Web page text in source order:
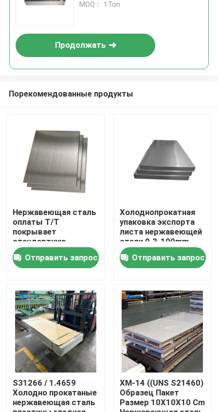
Главная страница
Продукция
Ролики
О Компании
Наша фабрика
контактные данные
Новости
Все случаи
Отправить запрос
MOQ： 1Ton
Продолжать
Порекомендованные продукты
Нержавеющая сталь
оплаты T/T
покрывает
стандартную
упаковку экспорта
для промышленной
пользы
Отправить запрос
Холоднопрокатная
упаковка экспорта
листа нержавеющей
стали 0.3-100mm
стандартная
Отправить запрос
S31266 / 1.4659
Холодно прокатаные
нержавеющая сталь
XM-14 ((UNS S21460)
Образец Пакет
Размер 10X10X10 Cm